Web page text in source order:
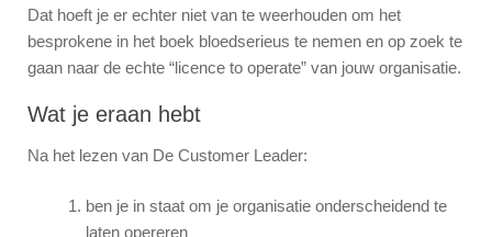
Dat hoeft je er echter niet van te weerhouden om het
besprokene in het boek bloedserieus te nemen en op zoek te
gaan naar de echte “licence to operate” van jouw organisatie.
Wat je eraan hebt
Na het lezen van De Customer Leader:
ben je in staat om je organisatie onderscheidend te
laten opereren